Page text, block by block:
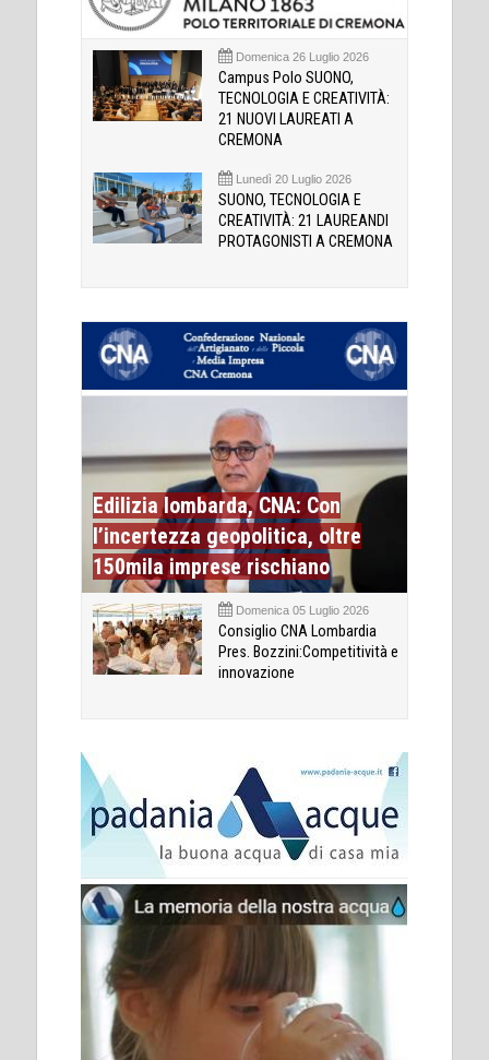
Domenica 26 Luglio 2026
Campus Polo SUONO,
TECNOLOGIA E CREATIVITÀ:
21 NUOVI LAUREATI A
CREMONA
Lunedì 20 Luglio 2026
SUONO, TECNOLOGIA E
CREATIVITÀ: 21 LAUREANDI
PROTAGONISTI A CREMONA
Edilizia lombarda, CNA: Con
l’incertezza geopolitica, oltre
150mila imprese rischiano
Domenica 05 Luglio 2026
Consiglio CNA Lombardia
Pres. Bozzini:Competitività e
innovazione